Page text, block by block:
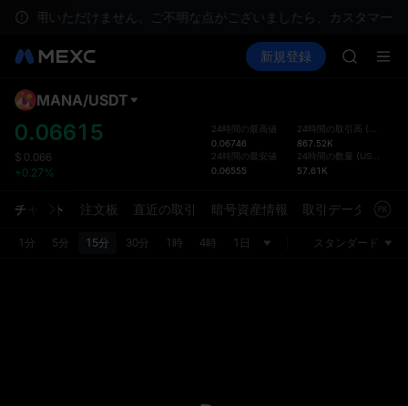
利用いただけません。ご不明な点がございましたら、カスタマー
現物 先物取引 SPCX
新規登録
Unitree
ACE
Unitree
SKYAI
SPCX
UNITREE
環境
スタ
MANA/USDT
0.06615
$ 0.066
+0.27%
24時間の最高値
0.06746
24時間の最安値
0.06555
24時間の取引高 (
867.52K
24時間の数量 (USDT
57.61K
チャート 注文板 直近の取引 暗号資産情報 取引データ 市
1分 5分 15分 30分 1時 4時 1日 スタンダード